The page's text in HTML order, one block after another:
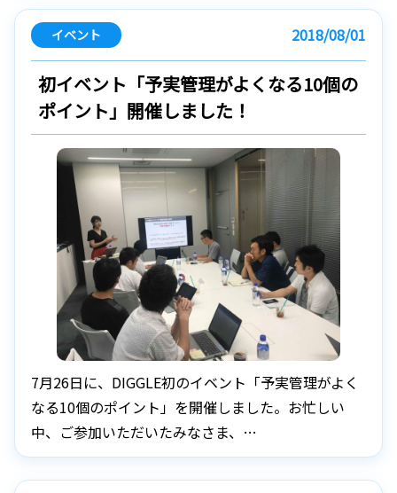
イベント 2018/08/01
初イベント「予実管理がよくなる10個の
ポイント」開催しました！
7月26日に、DIGGLE初のイベント「予実管理がよく
なる10個のポイント」を開催しました。お忙しい
中、ご参加いただいたみなさま、…